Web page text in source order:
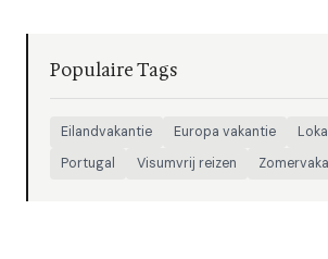
Populaire Tags
Eilandvakantie Europa vakantie
Portugal
Visumvrij reizen